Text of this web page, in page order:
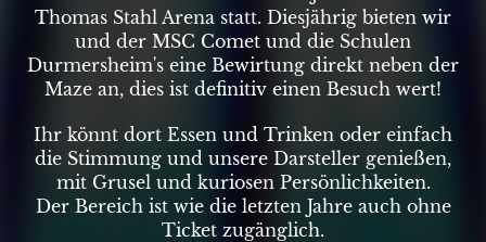
Thomas Stahl Arena statt. Diesjährig bieten wir
und der MSC Comet und die Schulen
Durmersheim's eine Bewirtung direkt neben der
Maze an, dies ist definitiv einen Besuch wert!
Ihr könnt dort Essen und Trinken oder einfach
die Stimmung und unsere Darsteller genießen,
mit Grusel und kuriosen Persönlichkeiten.
Der Bereich ist wie die letzten Jahre auch ohne
Ticket zugänglich.